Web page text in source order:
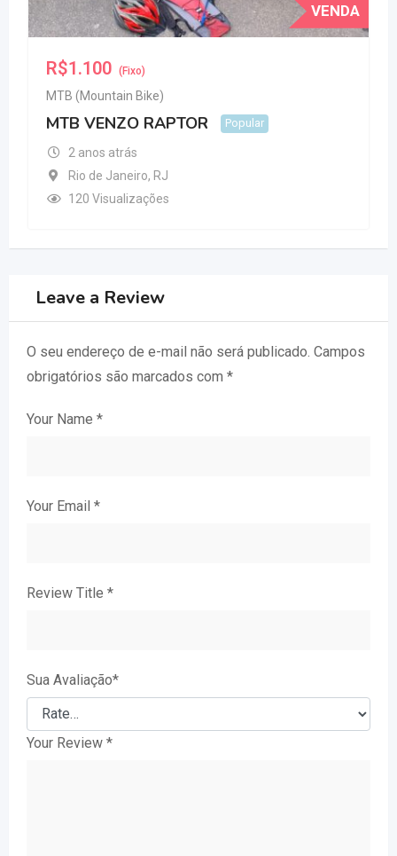
VENDA
R$1.100 (Fixo)
MTB (Mountain Bike)
MTB VENZO RAPTOR Popular
2 anos atrás
Rio de Janeiro, RJ
120 Visualizações
Leave a Review
O seu endereço de e-mail não será publicado. Campos
obrigatórios são marcados com *
Your Name *
Your Email *
Review Title *
Sua Avaliação*
Your Review *